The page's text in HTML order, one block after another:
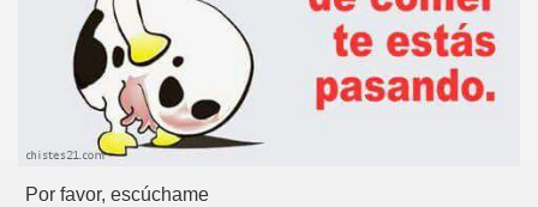
Por favor, escúchame